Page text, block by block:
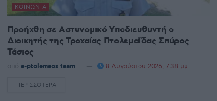
ΚΟΙΝΩΝΊΑ
Προήχθη σε Αστυνομικό Υποδιευθυντή ο
Διοικητής της Τροχαίας Πτολεμαΐδας Σπύρος
Τάσιος
από e-ptolemeos team 8 Αυγούστου 2026, 7:38 μμ
ΠΕΡΙΣΣΌΤΕΡΑ